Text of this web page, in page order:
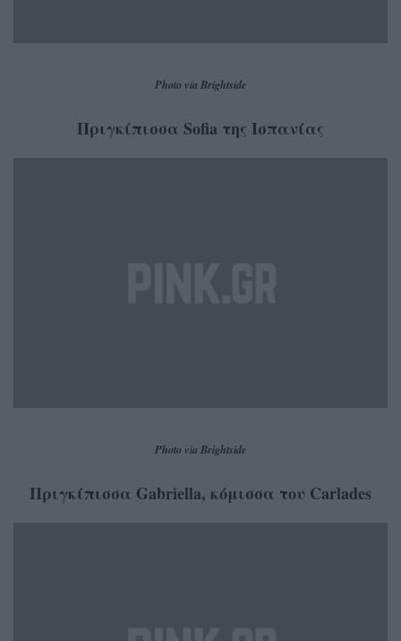
Photo via Brightside
Πριγκίπισσα Sofia της Ισπανίας
Photo via Brightside
Πριγκίπισσα Gabriella, κόμισσα του Carlades